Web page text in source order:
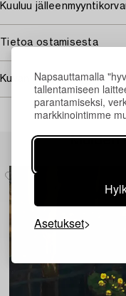
Napsauttamalla
tallentamiseen
parantamiseksi,
markkinointimme
Asetukset
Kuuluu
Tietoa ostamisesta
Kuvan käyttöoikeudet
Muiden